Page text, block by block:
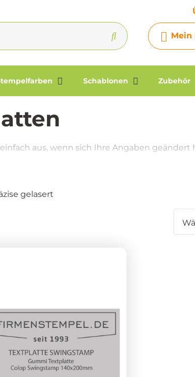
Mein
Schablonen Zubehör
Chatbot
Chatten
hilfreichen
Kontakt
aus, wenn sich Ihre Angaben geändert
gelasert